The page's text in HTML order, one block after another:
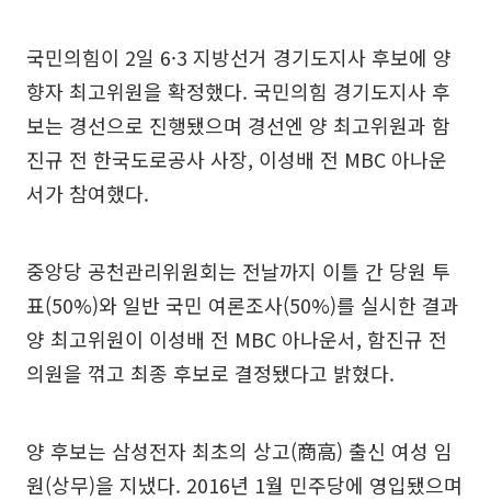
국민의힘이 2일 6·3 지방선거 경기도지사 후보에 양
향자 최고위원을 확정했다. 국민의힘 경기도지사 후
보는 경선으로 진행됐으며 경선엔 양 최고위원과 함
진규 전 한국도로공사 사장, 이성배 전 MBC 아나운
서가 참여했다.
중앙당 공천관리위원회는 전날까지 이틀 간 당원 투
표(50%)와 일반 국민 여론조사(50%)를 실시한 결과
양 최고위원이 이성배 전 MBC 아나운서, 함진규 전
의원을 꺾고 최종 후보로 결정됐다고 밝혔다.
양 후보는 삼성전자 최초의 상고(商高) 출신 여성 임
원(상무)을 지냈다. 2016년 1월 민주당에 영입됐으며